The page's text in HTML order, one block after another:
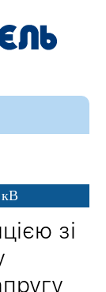
кВ
зі